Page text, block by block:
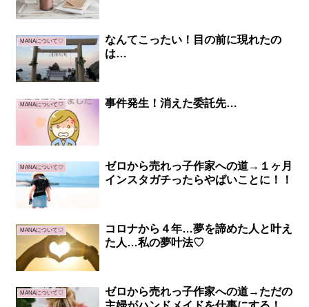
MANAについて♡
なんてこったい！目の前に現れたの
は…
MANAについて♡ 事件発生！消えた委託先…
MANAについて♡
ゼロから売れっ子作家への道→１ヶ月
インスタガチったらやばいことに！！
MANAについて♡
コロナから４年…夢を諦めた人と叶え
た人…私の夢叶法♡
MANAについて♡
ゼロから売れっ子作家への道→ただの